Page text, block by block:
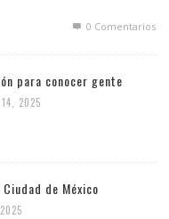
0 Comentarios
para conocer gente
14, 2025
de México